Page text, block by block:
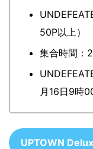
50P以上）
集合時間：
月16日9時
UPTOWN